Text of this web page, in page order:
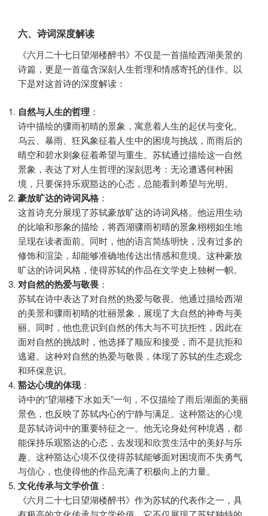
六、诗词深度解读
《六月二十七日望湖楼醉书》不仅是一首描绘西湖美景的
诗篇，更是一首蕴含深刻人生哲理和情感寄托的佳作。以
下是对这首诗的深度解读：
自然与人生的哲理 ：
诗中描绘的骤雨初晴的景象，寓意着人生的起伏与变化。
乌云、暴雨、狂风象征着人生中的困境与挑战，而雨后的
晴空和碧水则象征着希望与重生。苏轼通过描绘这一自然
景象，表达了对人生哲理的深刻思考：无论遭遇何种困
境，只要保持乐观豁达的心态，总能看到希望与光明。
豪放旷达的诗词风格 ：
这首诗充分展现了苏轼豪放旷达的诗词风格。他运用生动
的比喻和形象的描绘，将西湖骤雨初晴的景象栩栩如生地
呈现在读者面前。同时，他的语言简练明快，没有过多的
修饰和渲染，却能够准确地传达出情感和意境。这种豪放
旷达的诗词风格，使得苏轼的作品在文学史上独树一帜。
对自然的热爱与敬畏 ：
苏轼在诗中表达了对自然的热爱与敬畏。他通过描绘西湖
的美景和骤雨初晴的壮丽景象，展现了大自然的神奇与美
丽。同时，他也意识到自然的伟大与不可抗拒性，因此在
面对自然的挑战时，他选择了顺应和接受，而不是抗拒和
逃避。这种对自然的热爱与敬畏，体现了苏轼的生态观念
和环保意识。
豁达心境的体现：
诗中的“望湖楼下水如天”一句，不仅描绘了雨后湖面的美丽
景色，也反映了苏轼内心的宁静与满足。这种豁达的心境
是苏轼诗词中的重要特征之一。他无论身处何种境遇，都
能保持乐观豁达的心态，去发现和欣赏生活中的美好与乐
趣。这种豁达心境不仅使得苏轼能够面对困境而不失勇气
与信心，也使得他的作品充满了积极向上的力量。
文化传承与文学价值 ：
《六月二十七日望湖楼醉书》作为苏轼的代表作之一，具